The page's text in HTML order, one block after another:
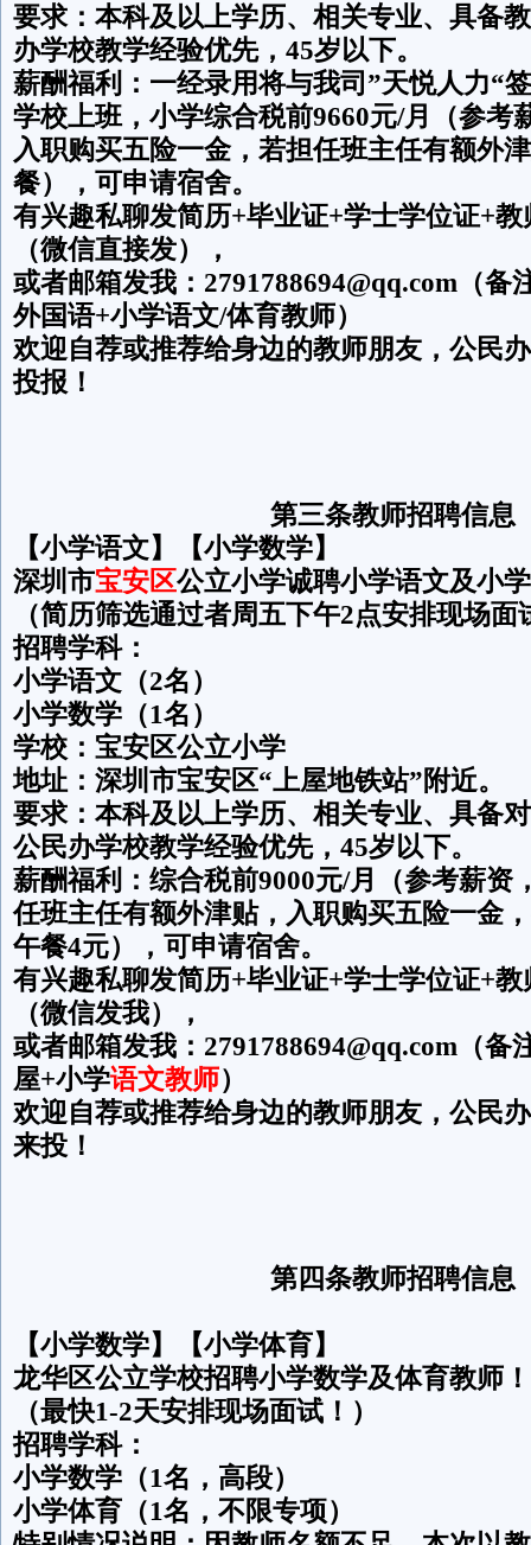
要求：本科及以上学历、相关专业、具备
办学校教学经验优先，45岁以下。
薪酬福利：一经录用将与我司”天悦人力“
学校上班，小学综合税前9660元/月（参考
入职购买五险一金，若担任班主任有额外
餐），可申请宿舍。
有兴趣私聊发简历+毕业证+学士学位证+
（微信直接发），
或者邮箱发我：2791788694@qq.com（备
外国语+小学语文/体育教师）
欢迎自荐或推荐给身边的教师朋友，公民
投报！
第三条教师招聘信息
【小学语文】【小学数学】
深圳市宝安区公立小学诚聘小学语文及小学
（简历筛选通过者周五下午2点安排现场面
招聘学科：
小学语文（2名）
小学数学（1名）
学校：宝安区公立小学
地址：深圳市宝安区“上屋地铁站”附近。
要求：本科及以上学历、相关专业、具备
公民办学校教学经验优先，45岁以下。
薪酬福利：综合税前9000元/月（参考薪资
任班主任有额外津贴，入职购买五险一金
午餐4元），可申请宿舍。
有兴趣私聊发简历+毕业证+学士学位证+
（微信发我），
或者邮箱发我：2791788694@qq.com（备
屋+小学语文教师）
欢迎自荐或推荐给身边的教师朋友，公民
来投！
第四条教师招聘信息
【小学数学】【小学体育】
龙华区公立学校招聘小学数学及体育教师
（最快1-2天安排现场面试！）
招聘学科：
小学数学（1名，高段）
小学体育（1名，不限专项）